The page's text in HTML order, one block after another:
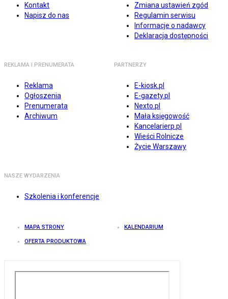
Kontakt
Napisz do nas
Zmiana ustawień zgód
Regulamin serwisu
Informacje o nadawcy
Deklaracja dostępności
REKLAMA I PRENUMERATA
Reklama
Ogłoszenia
Prenumerata
Archiwum
PARTNERZY
E-kiosk.pl
E-gazety.pl
Nexto.pl
Mała księgowość
Kancelarierp.pl
Wieści Rolnicze
Życie Warszawy
NASZE WYDARZENIA
Szkolenia i konferencje
MAPA STRONY KALENDARIUM
OFERTA PRODUKTOWA